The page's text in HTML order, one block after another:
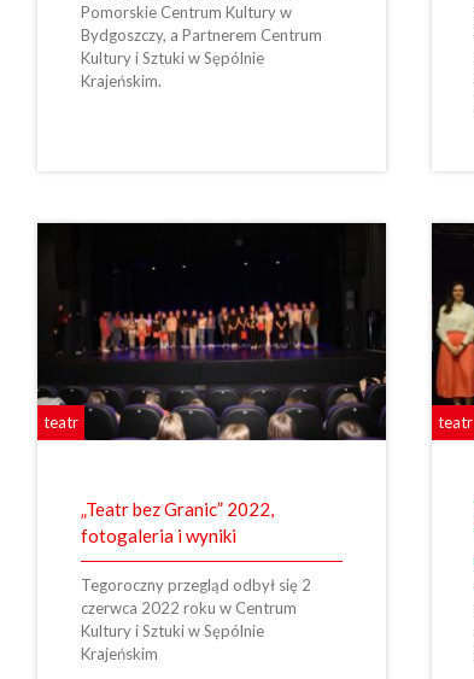
Pomorskie Centrum Kultury w
Bydgoszczy, a Partnerem Centrum
Kultury i Sztuki w Sępólnie
Krajeńskim.
teatr
„Teatr bez Granic” 2022,
fotogaleria i wyniki
Tegoroczny przegląd odbył się 2
czerwca 2022 roku w Centrum
Kultury i Sztuki w Sępólnie
Krajeńskim
teatr